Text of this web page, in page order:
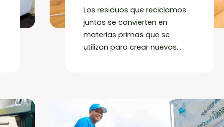
Los residuos que reciclamos
juntos se convierten en
materias primas que se
utilizan para crear nuevos
comprar productos reciclados
directamente.